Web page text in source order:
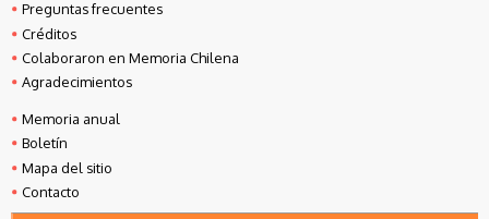
Preguntas frecuentes
Créditos
Colaboraron en Memoria Chilena
Agradecimientos
Memoria anual
Boletín
Mapa del sitio
Contacto